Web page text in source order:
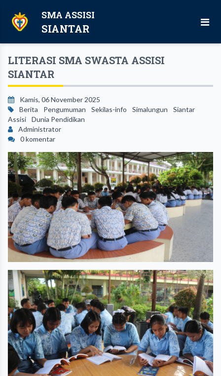
SMA ASSISI
SIANTAR
LITERASI SMA SWASTA ASSISI
SIANTAR
Kamis, 06 November 2025
Berita
Pengumuman Sekilas-info Simalungun
Siantar
Assisi
Dunia Pendidikan
Administrator
0 komentar